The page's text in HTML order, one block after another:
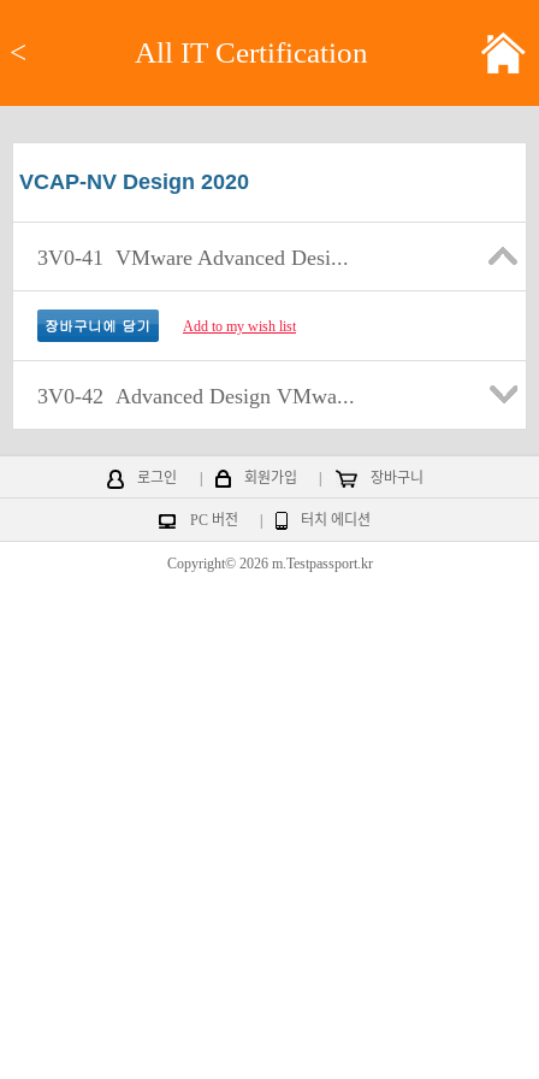
< All IT Certification
VCAP-NV Design 2020
3V0-41 VMware Advanced Desi...
Add to my wish list
3V0-42 Advanced Design VMwa...
로그인 회원가입 장바구니
PC 버전 터치 에디션
Copyright© 2026 m.Testpassport.kr